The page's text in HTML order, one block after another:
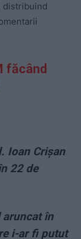
distribuind
făcând
Ioan Crișan
22 de
aruncat în
i-ar fi putut